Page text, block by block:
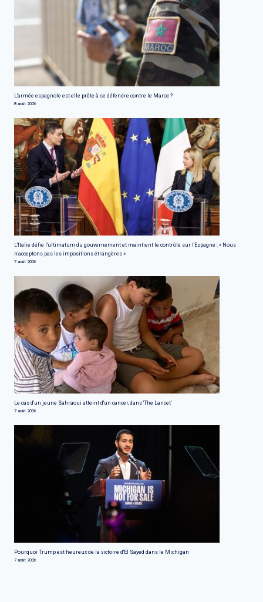
L'armée espagnole est-elle prête à se défendre contre le Maroc ?
8 août 2026
L'Italie défie l'ultimatum du gouvernement et maintient le contrôle sur l'Espagne : « Nous
n'acceptons pas les impositions étrangères »
7 août 2026
Le cas d'un jeune Sahraoui atteint d'un cancer, dans 'The Lancet'
7 août 2026
Pourquoi Trump est heureux de la victoire d'El Sayed dans le Michigan
7 août 2026